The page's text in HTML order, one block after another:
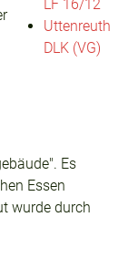
LF 16/12
Uttenreuth
DLK (VG)
Es
Essen
wurde durch